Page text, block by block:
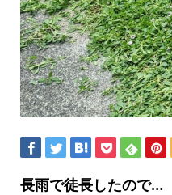
長雨で徒長したので…